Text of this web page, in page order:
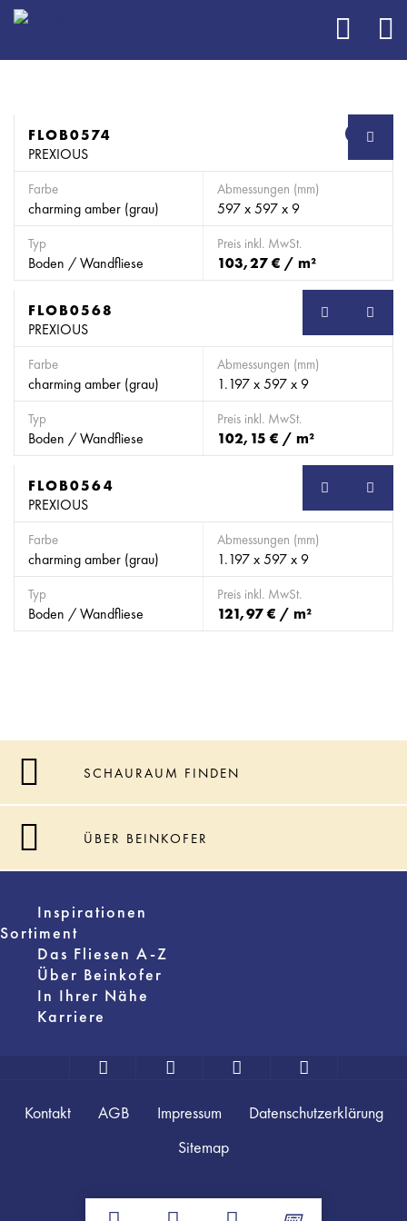
SB
FLOB0574
PREXIOUS
Farbe
charming amber (grau)
Abmessungen (mm)
597 x 597 x 9
Typ
Boden / Wandfliese
Preis inkl. MwSt.
103,27 € / m²
SB
FLOB0568
PREXIOUS
Farbe
charming amber (grau)
Abmessungen (mm)
1.197 x 597 x 9
Typ
Boden / Wandfliese
Preis inkl. MwSt.
102,15 € / m²
SB
FLOB0564
PREXIOUS
Farbe
charming amber (grau)
Abmessungen (mm)
1.197 x 597 x 9
Typ
Boden / Wandfliese
Preis inkl. MwSt.
121,97 € / m²
SCHAURAUM FINDEN
ÜBER BEINKOFER
Inspirationen
Sortiment
Das Fliesen A-Z
Über Beinkofer
In Ihrer Nähe
Karriere
Kontakt AGB Impressum
Datenschutzerklärung
Sitemap